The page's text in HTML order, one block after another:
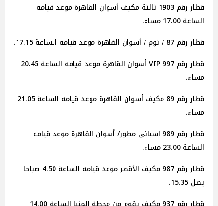
قطار رقم 1903 ثالثة مكيف أسوان القاهرة موعد قيامه
الساعة 17.00 مساء.
قطار رقم 87 / نوم / أسوان القاهرة موعد قيامه الساعة 17.15.
قطار رقم 997 VIP أسوان القاهرة موعد قيامه الساعة 20.45
مساء.
قطار رقم 89 مكيف أسوان القاهرة موعد قيامه الساعة 21.05
مساء.
قطار رقم 989 اسبانى مطور/ أسوان القاهرة موعد قيامه
الساعة 23.00 مساء.
قطار رقم 987 مكيف الأقصر موعد قيامه الساعة 4.50 صباحا
يصل 15.35.